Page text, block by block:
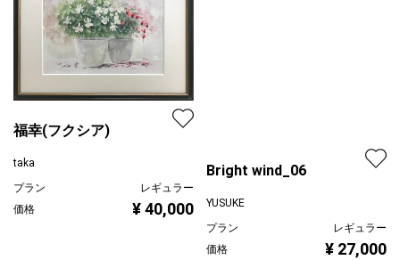
福幸(フクシア)
taka
プラン
レギュラー
価格
¥ 40,000
YUSUKE